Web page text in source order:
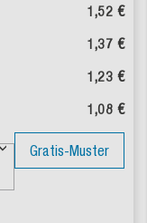
1,52 €
1,37 €
1,23 €
1,08 €
Gratis-Muster